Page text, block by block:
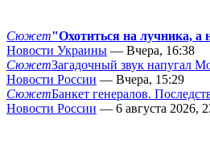
Сюжет"Охотиться на лучника, а
Новости Украины — Вчера, 16:38
СюжетЗагадочный звук напугал
Новости России — Вчера, 15:29
СюжетБанкет генералов.
Новости России — 6 августа 2026,